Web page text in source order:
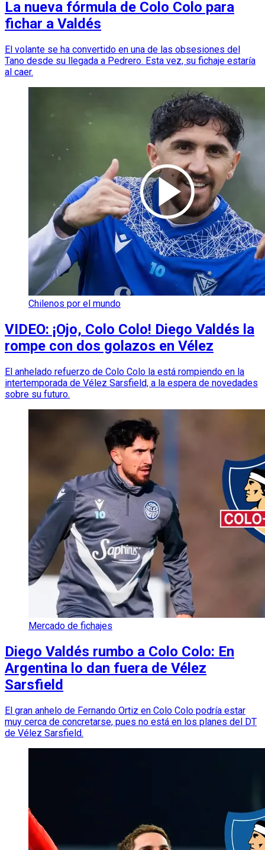
La nueva fórmula de Colo Colo para
fichar a Valdés
El volante se ha convertido en una de las obsesiones del
Tano desde su llegada a Pedrero. Esta vez, su fichaje estaría
al caer.
Chilenos por el mundo
VIDEO: ¡Ojo, Colo Colo! Diego Valdés la
rompe con dos golazos en Vélez
El anhelado refuerzo de Colo Colo la está rompiendo en la
intertemporada de Vélez Sarsfield, a la espera de novedades
sobre su futuro.
Mercado de fichajes
Diego Valdés rumbo a Colo Colo: En
Argentina lo dan fuera de Vélez
Sarsfield
El gran anhelo de Fernando Ortiz en Colo Colo podría estar
muy cerca de concretarse, pues no está en los planes del DT
de Vélez Sarsfield.